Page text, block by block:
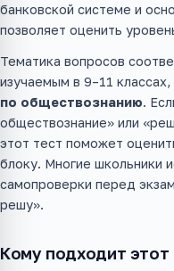
банковской системе и
позволяет оценить
Тематика вопросов
изучаемым в 9–11
по обществознанию.
обществознание» или
этот тест поможет
блоку. Многие школьники
самопроверки перед
решу».
Кому подходит этот